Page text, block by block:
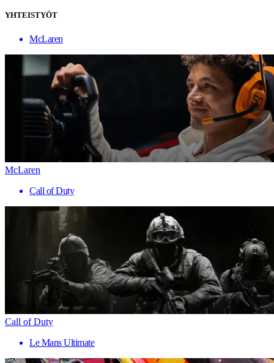
YHTEISTYÖT
McLaren
McLaren
Call of Duty
Call of Duty
Le Mans Ultimate